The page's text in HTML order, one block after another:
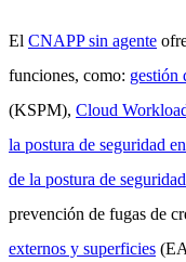
El CNAPP sin agente
funciones, como: gestión
(KSPM), Cloud
la postura de seguridad
de la postura de
prevención de fugas de
externos y superficies